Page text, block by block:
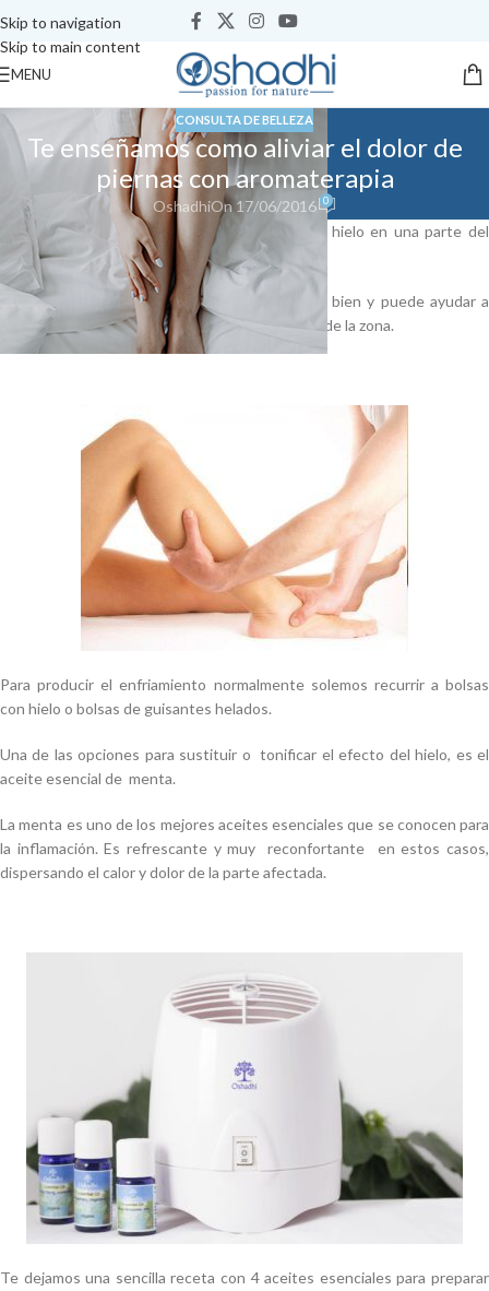
Skip to navigation
Skip to main content
MENU
CONSULTA DE BELLEZA
Te enseñamos como aliviar el dolor de
piernas con aromaterapia
OshadhiOn 17/06/2016 0
Cuántas veces te has puesto una bolsita con hielo en una parte del
cuerpo dolorida o hinchada?
Si la sensación es de calor, el frío suele ir muy bien y puede ayudar a
reducir la inflamación, para estimular la curación de la zona.
Para producir el enfriamiento normalmente solemos recurrir a bolsas
con hielo o bolsas de guisantes helados.
Una de las opciones para sustituir o tonificar el efecto del hielo, es el
aceite esencial de menta.
La menta es uno de los mejores aceites esenciales que se conocen para
la inflamación. Es refrescante y muy reconfortante en estos casos,
dispersando el calor y dolor de la parte afectada.
Te dejamos una sencilla receta con 4 aceites esenciales para preparar